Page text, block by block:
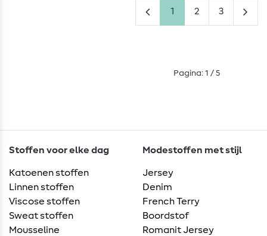
1 2 3
Pagina: 1 / 5
Stoffen voor elke dag
Katoenen stoffen
Linnen stoffen
Viscose stoffen
Sweat stoffen
Mousseline
Modestoffen met stijl
Jersey
Denim
French Terry
Boordstof
Romanit Jersey